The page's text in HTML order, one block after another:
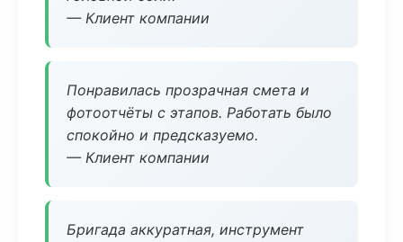
— Клиент компании
Понравилась прозрачная смета и
фотоотчёты с этапов. Работать было
спокойно и предсказуемо.
— Клиент компании
Бригада аккуратная, инструмент